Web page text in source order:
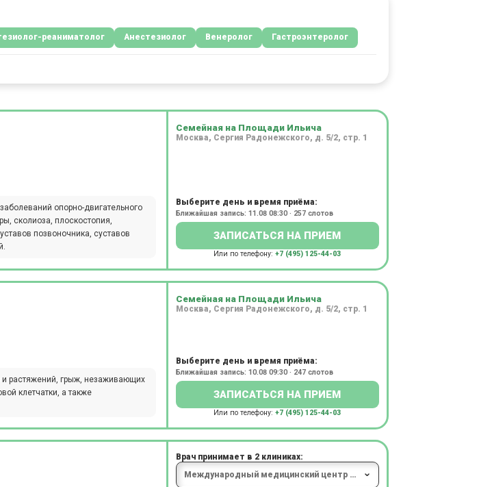
реаниматолог Анестезиолог Венеролог Гастроэнтеролог
опорно-двигательного
сколиоза, плоскостопия,
позвоночника, суставов
Семейная на Площади Ильича
Москва, Сергия Радонежского, д. 5/2, стр. 1
Выберите день и время приёма:
Ближайшая запись: 11.08 08:30 · 257 слотов
ЗАПИСАТЬСЯ НА ПРИЕМ
Или по телефону:+7 (495) 125-44-03
и растяжений, грыж, незаживающих
клетчатки, а также
Семейная на Площади Ильича
Москва, Сергия Радонежского, д. 5/2, стр. 1
Выберите день и время приёма:
Ближайшая запись: 10.08 09:30 · 247 слотов
ЗАПИСАТЬСЯ НА ПРИЕМ
Или по телефону:+7 (495) 125-44-03
Врач принимает в 2 клиниках: